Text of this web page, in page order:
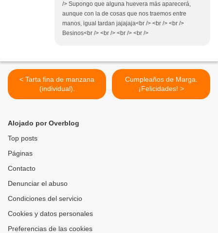
/> Supongo que alguna huevera más aparecerá,
aunque con la de cosas que nos traemos entre
manos, igual tardan jajajaja<br /> <br /> <br />
Besinos<br /> <br /> <br /> <br />
< Tarta fina de manzana
(individual).
Cumpleaños de Marga.
¡Felicidades! >
Alojado por Overblog
Top posts
Páginas
Contacto
Denunciar el abuso
Condiciones del servicio
Cookies y datos personales
Preferencias de las cookies